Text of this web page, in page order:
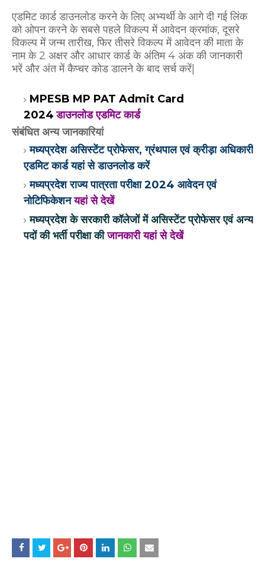
एडमिट कार्ड डाउनलोड करने के लिए अभ्यर्थी के आगे दी गई लिंक
को ओपन करने के सबसे पहले विकल्प में आवेदन क्रमांक, दूसरे
विकल्प में जन्म तारीख, फिर तीसरे विकल्प में आवेदन की माता के
नाम के 2 अक्षर और आधार कार्ड के अंतिम 4 अंक की जानकारी
भरें और अंत में कैप्चर कोड डालने के बाद सर्च करें|
MPESB MP PAT Admit Card
2024 डाउनलोड एडमिट कार्ड
संबंधित अन्य जानकारियां
मध्यप्रदेश असिस्टेंट प्रोफेसर, ग्रंथपाल एवं क्रीड़ा अधिकारी
एडमिट कार्ड यहां से डाउनलोड करें
मध्यप्रदेश राज्य पात्रता परीक्षा 2024 आवेदन एवं
नोटिफिकेशनयहां से देखें
मध्यप्रदेश के सरकारी कॉलेजों में असिस्टेंट प्रोफेसर एवं अन्य
पदों की भर्ती परीक्षा कीजानकारी यहां से देखें